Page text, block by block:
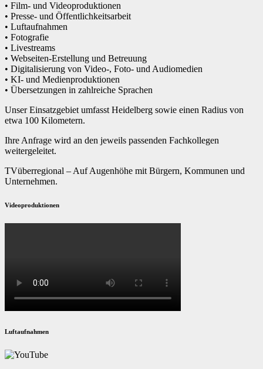
• Film- und Videoproduktionen
• Presse- und Öffentlichkeitsarbeit
• Luftaufnahmen
• Fotografie
• Livestreams
• Webseiten-Erstellung und Betreuung
• Digitalisierung von Video-, Foto- und Audiomedien
• KI- und Medienproduktionen
• Übersetzungen in zahlreiche Sprachen
Unser Einsatzgebiet umfasst Heidelberg sowie einen Radius von
etwa 100 Kilometern.
Ihre Anfrage wird an den jeweils passenden Fachkollegen
weitergeleitet.
TVüberregional – Auf Augenhöhe mit Bürgern, Kommunen und
Unternehmen.
Videoproduktionen
Luftaufnahmen